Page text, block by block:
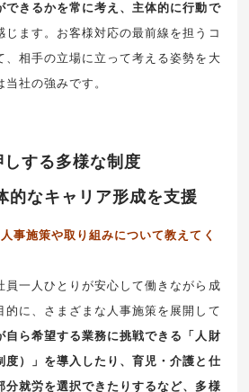
できるかを常に考え、主体的に行動で
じます。お客様対応の最前線を担うコ
、相手の立場に立って考える姿勢を大
社の強みです。
する多様な制度
的なキャリア形成を支援
事施策や取り組みについて教えてく
員一人ひとりが安心して働きながら成
的に、さまざまな人事施策を展開して
自ら希望する業務に挑戦できる「人財
度）」を導入したり、育児・介護と仕
分就労を選択できたりするなど、多様